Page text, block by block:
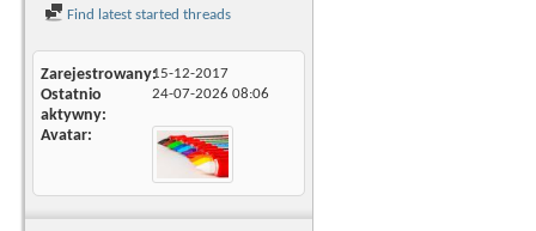
Find latest started threads
Zarejestrowany15-12-2017
Ostatnio
aktywny
24-07-2026 08:06
Avatar